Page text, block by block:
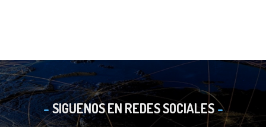
SIGUENOS EN REDES SOCIALES